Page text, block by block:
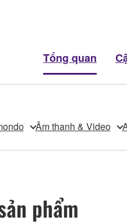
Tổng quan
Âm thanh & Video
phẩm